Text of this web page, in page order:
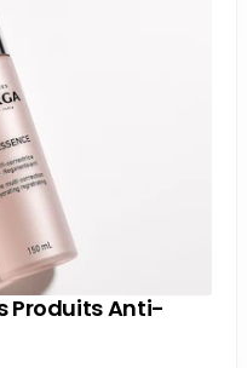
Produits Anti-